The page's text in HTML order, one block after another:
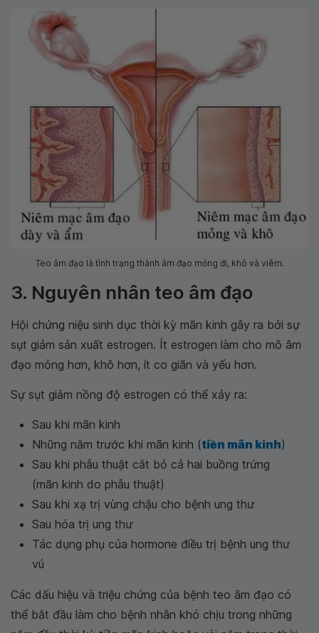
Teo âm đạo là tình trạng thành âm đạo mỏng đi, khô và viêm.
3. Nguyên nhân teo âm đạo
Hội chứng niệu sinh dục thời kỳ mãn kinh gây ra bởi sự
sụt giảm sản xuất estrogen. Ít estrogen làm cho mô âm
đạo mỏng hơn, khô hơn, ít co giãn và yếu hơn.
Sự sụt giảm nồng độ estrogen có thể xảy ra:
Sau khi mãn kinh
Những năm trước khi mãn kinh (tiền mãn kinh)
Sau khi phẫu thuật cắt bỏ cả hai buồng trứng
(mãn kinh do phẫu thuật)
Sau khi xạ trị vùng chậu cho bệnh ung thư
Sau hóa trị ung thư
Tác dụng phụ của hormone điều trị bệnh ung thư
vú
Các dấu hiệu và triệu chứng của bệnh teo âm đạo có
thể bắt đầu làm cho bệnh nhân khó chịu trong những